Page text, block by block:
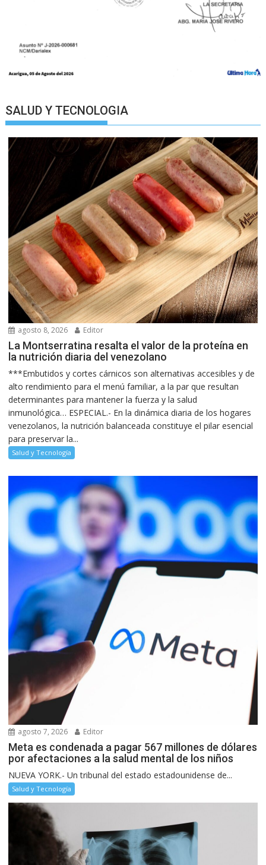
SALUD Y TECNOLOGIA
agosto 8, 2026 Editor
La Montserratina resalta el valor de la proteína en
la nutrición diaria del venezolano
***Embutidos y cortes cárnicos son alternativas accesibles y de
alto rendimiento para el menú familiar, a la par que resultan
determinantes para mantener la fuerza y la salud
inmunológica… ESPECIAL.- En la dinámica diaria de los hogares
venezolanos, la nutrición balanceada constituye el pilar esencial
para preservar la...
Salud y Tecnología
agosto 7, 2026 Editor
Meta es condenada a pagar 567 millones de dólares
por afectaciones a la salud mental de los niños
NUEVA YORK.- Un tribunal del estado estadounidense de...
Salud y Tecnología